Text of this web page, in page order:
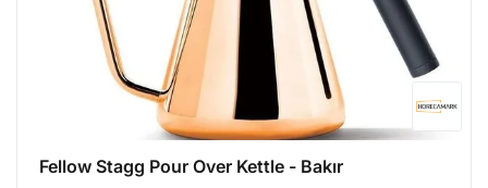
Fellow Stagg Pour Over Kettle - Bakır